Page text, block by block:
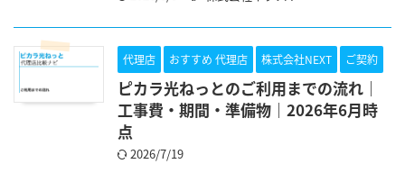
代理店 おすすめ 代理店 株式会社NEXT ご契約
ピカラ光ねっとのご利用までの流れ｜
工事費・期間・準備物｜2026年6月時
点
2026/7/19